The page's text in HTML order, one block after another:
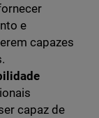
e
capazes
capaz de